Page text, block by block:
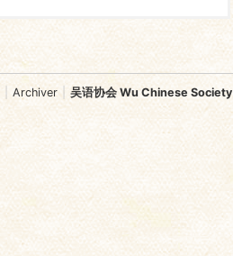
Archiver 吴语协会 Wu Chinese Society